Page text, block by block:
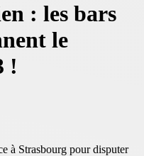
: les bars
le
!
à Strasbourg pour disputer